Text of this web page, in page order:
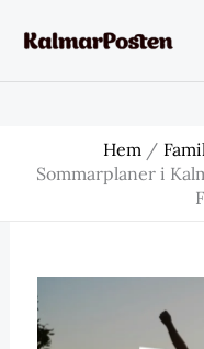
Hem
Sommarplaner i